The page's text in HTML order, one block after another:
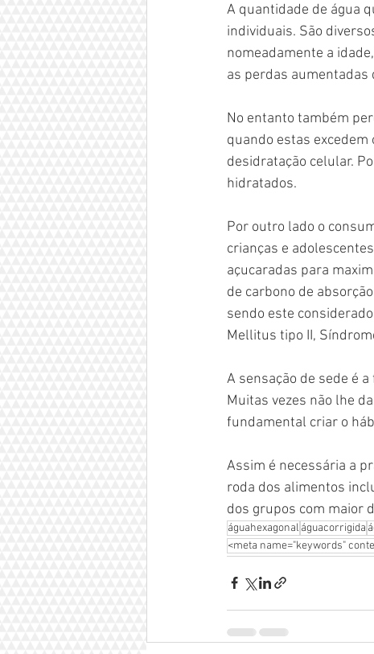
A quantidade de água
individuais. São
nomeadamente a
as perdas aumentadas
No entanto também
quando estas
desidratação celular.
hidratados.
Por outro lado o
crianças e
açucaradas para
de carbono de
sendo este
Mellitus tipo II,
A sensação de sede é
Muitas vezes não lhe
fundamental criar o
Assim é necessária a
roda dos alimentos
dos grupos com maior
águahexagonal águacorrigida
<meta name="keywords"